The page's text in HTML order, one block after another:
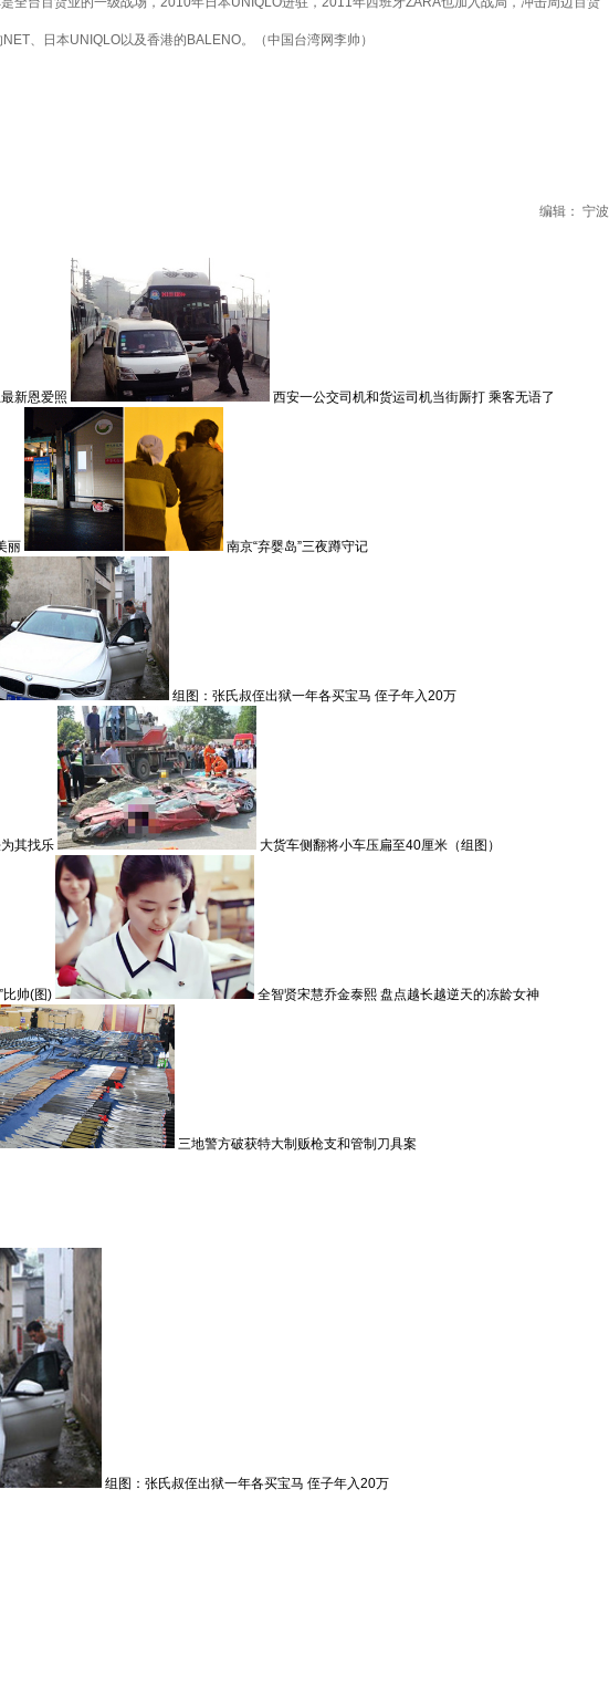
、日本UNIQLO以及香港的BALENO。（中国台湾网李帅）
编辑： 宁波
新恩爱照 西安一公交司机和货运司机当街厮打 乘客无语了
丽 南京“弃婴岛”三夜蹲守记
组图：张氏叔侄出狱一年各买宝马 侄子年入20万
其找乐 大货车侧翻将小车压扁至40厘米（组图）
比帅(图) 全智贤宋慧乔金泰熙 盘点越长越逆天的冻龄女神
三地警方破获特大制贩枪支和管制刀具案
组图：张氏叔侄出狱一年各买宝马 侄子年入20万